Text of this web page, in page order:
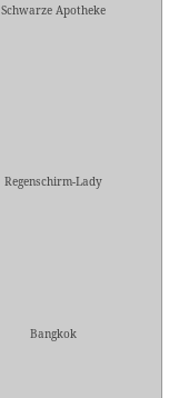
Schwarze Apotheke
Regenschirm-Lady
Bangkok